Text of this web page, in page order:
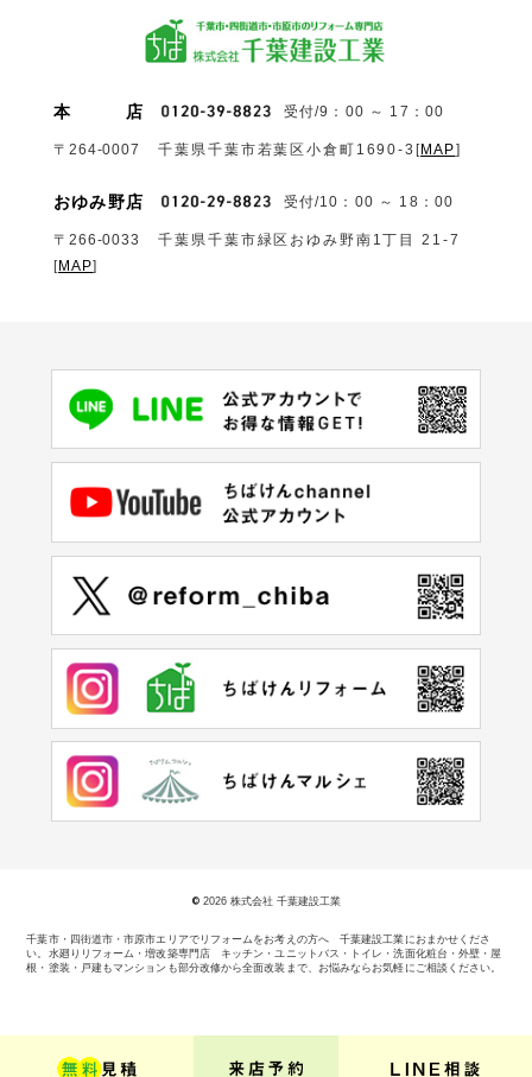
本 店 受付/9：00 ～ 17：00
〒264-0007 千葉県千葉市若葉区小倉町1690‐3 [MAP]
おゆみ野店 受付/10：00 ～ 18：00
〒266-0033
千葉県千葉市緑区おゆみ野南1丁目 21-7
[MAP]
千葉市・四街道市・市原市エリアでリフォームをお考えの方へ 千葉建設工業におまかせくださ
い。 水廻りリフォーム・増改築専門店 キッチン・ユニットバス・トイレ・洗面化粧台・外壁・屋
根・塗装・戸建もマンションも部分改修から全面改装まで、お悩みならお気軽にご相談ください。
© 2026 株式会社 千葉建設工業